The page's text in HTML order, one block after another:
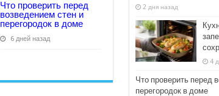
Что проверить перед
возведением стен и
перегородок в доме
6 дней назад
2 дня назад
4
Что проверить перед
перегородок в доме